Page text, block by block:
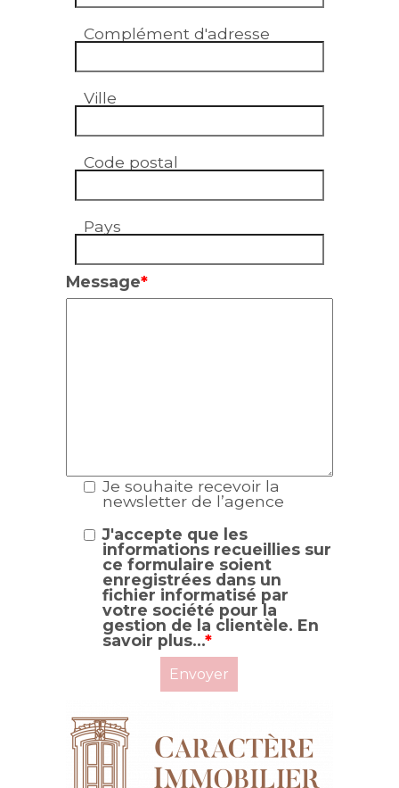
Complément d'adresse
Ville
Code postal
Pays
Message*
Je souhaite recevoir la
newsletter de l’agence
J'accepte que les
informations recueillies sur
ce formulaire soient
enregistrées dans un
fichier informatisé par
votre société pour la
gestion de la clientèle. En
savoir plus...*